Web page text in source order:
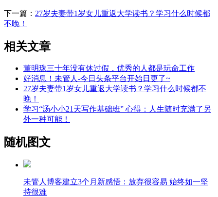
下一篇： 27岁夫妻带1岁女儿重返大学读书？学习什么时候都
不晚！
相关文章
董明珠三十年没有休过假，优秀的人都是玩命工作
好消息！未管人-今日头条平台开始日更了~
27岁夫妻带1岁女儿重返大学读书？学习什么时候都不
晚！
学习“汤小小21天写作基础班” 心得：人生随时充满了另
外一种可能！
随机图文
未管人博客建立3个月新感悟：放弃很容易 始终如一坚
持很难